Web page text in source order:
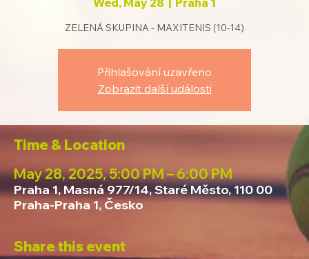
ZELENÁ SKUPINA - MAXITENIS (10-14)
Přihlašování uzavřeno
Zobrazit další události
Time & Location
May 28, 2025, 5:00 PM – 6:00 PM
Praha 1, Masná 977/14, Staré Město, 110 00
Praha-Praha 1, Česko
Share this event